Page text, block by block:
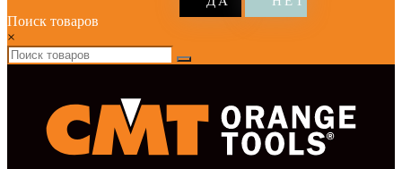
Поиск товаров
×